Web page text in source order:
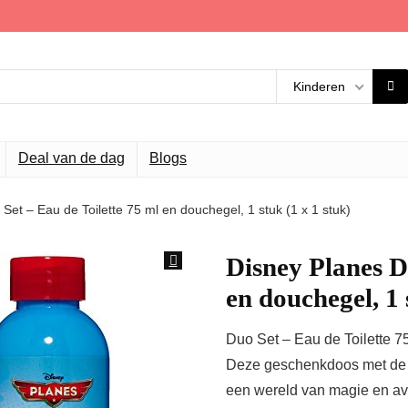
Kinderen
Deal van de dag Blogs
– Eau de Toilette 75 ml en douchegel, 1 stuk (1 x 1 stuk)
Disney Planes
en douchegel,
Duo Set – Eau de Toilette
Deze geschenkdoos met
een wereld van magie en